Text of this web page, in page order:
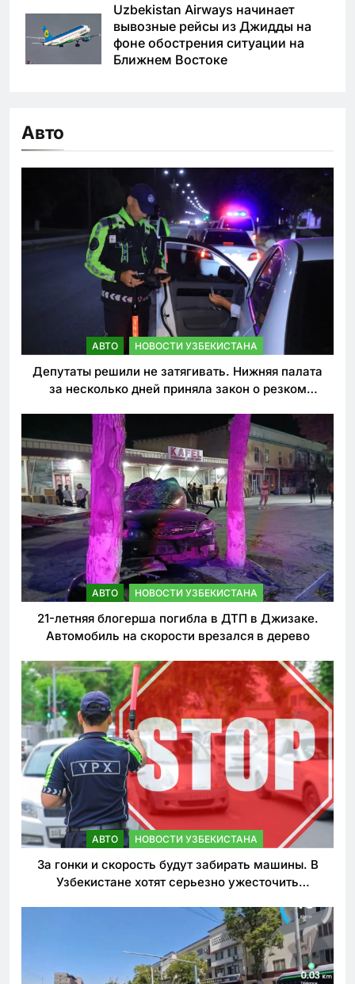
Uzbekistan Airways начинает
вывозные рейсы из Джидды на
фоне обострения ситуации на
Ближнем Востоке
Авто
АВТО НОВОСТИ УЗБЕКИСТАНА
Депутаты решили не затягивать. Нижняя палата
за несколько дней приняла закон о резком
АВТО НОВОСТИ УЗБЕКИСТАНА
21-летняя блогерша погибла в ДТП в Джизаке.
Автомобиль на скорости врезался в дерево
АВТО НОВОСТИ УЗБЕКИСТАНА
За гонки и скорость будут забирать машины. В
Узбекистане хотят серьезно ужесточить